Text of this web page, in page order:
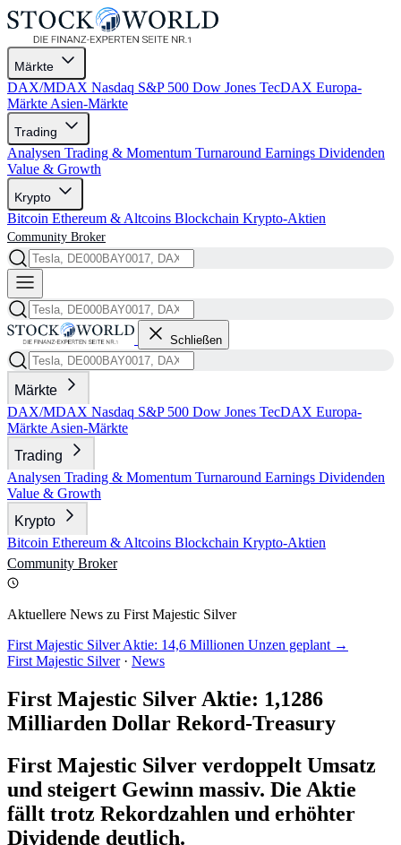
Märkte
DAX/MDAX Nasdaq S&P 500 Dow Jones TecDAX Europa-
Märkte Asien-Märkte
Trading
Analysen Trading & Momentum Turnaround Earnings Dividenden
Value & Growth
Krypto
Bitcoin Ethereum & Altcoins Blockchain Krypto-Aktien
Community Broker
Schließen
Märkte
DAX/MDAX Nasdaq S&P 500 Dow Jones TecDAX Europa-
Märkte Asien-Märkte
Trading
Analysen Trading & Momentum Turnaround Earnings Dividenden
Value & Growth
Krypto
Bitcoin Ethereum & Altcoins Blockchain Krypto-Aktien
Community Broker
Aktuellere News zu First Majestic Silver
First Majestic Silver Aktie: 14,6 Millionen Unzen geplant →
First Majestic Silver · News
First Majestic Silver Aktie: 1,1286
Milliarden Dollar Rekord-Treasury
First Majestic Silver verdoppelt Umsatz
und steigert Gewinn massiv. Die Aktie
fällt trotz Rekordzahlen und erhöhter
Dividende deutlich.